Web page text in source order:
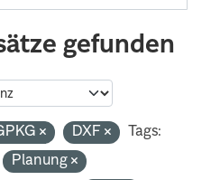
gefunden
DXF
Tags:
Planung